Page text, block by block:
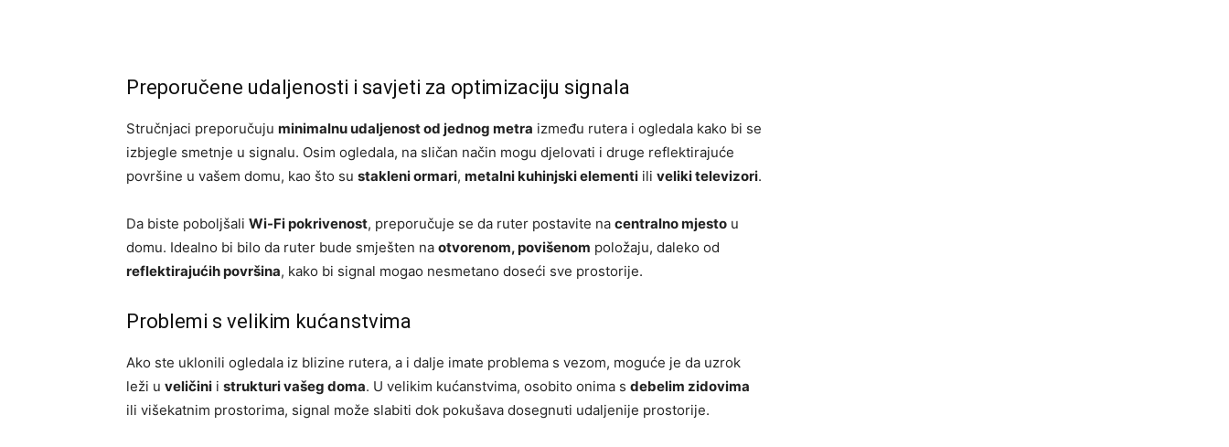
Preporučene udaljenosti i savjeti za optimizaciju signala
Stručnjaci preporučuju minimalnu udaljenost od jednog metra između rutera i ogledala kako bi se
izbjegle smetnje u signalu. Osim ogledala, na sličan način mogu djelovati i druge reflektirajuće
površine u vašem domu, kao što su stakleni ormari, metalni kuhinjski elementi ili veliki televizori.
Da biste poboljšali Wi-Fi pokrivenost, preporučuje se da ruter postavite na centralno mjesto u
domu. Idealno bi bilo da ruter bude smješten na otvorenom, povišenom položaju, daleko od
reflektirajućih površina, kako bi signal mogao nesmetano doseći sve prostorije.
Problemi s velikim kućanstvima
Ako ste uklonili ogledala iz blizine rutera, a i dalje imate problema s vezom, moguće je da uzrok
leži u veličini i strukturi vašeg doma. U velikim kućanstvima, osobito onima s debelim zidovima
ili višekatnim prostorima, signal može slabiti dok pokušava dosegnuti udaljenije prostorije.